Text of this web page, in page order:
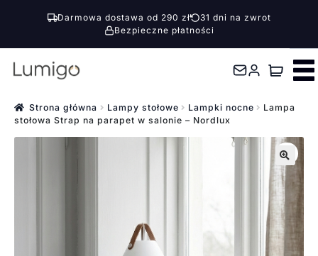
Darmowa dostawa od 290 zł
31 dni na zwrot
Bezpieczne płatności
Przejdź
nawigacji
Przejdź
treści Strona główna Lampy stołowe Lampki nocne
Lampa
stołowa Strap na parapet w salonie – Nordlux
🔍